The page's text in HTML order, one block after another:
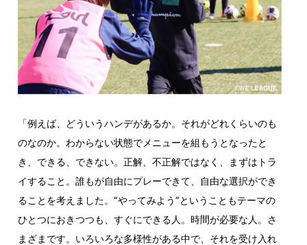
「例えば、どういうハンデがあるか。それがどれくらいのも
のなのか。わからない状態でメニューを組もうとなったと
き、できる、できない。正解、不正解ではなく、まずはトラ
イすること。誰もが自由にプレーできて、自由な選択ができ
ることを考えました。“やってみよう”ということもテーマの
ひとつにおきつつも、すぐにできる人。時間が必要な人。さ
まざまです。いろいろな多様性がある中で、それを受け入れ